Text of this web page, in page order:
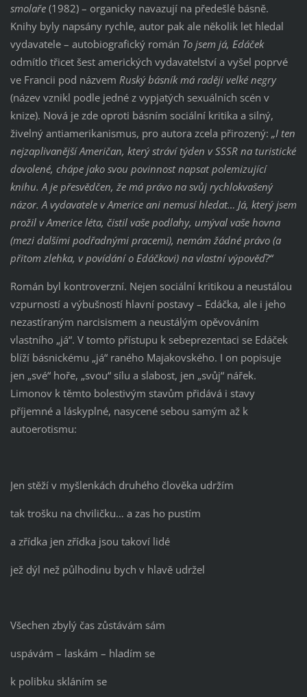
smolaře(1982) – organicky navazují na předešlé básně.
Knihy byly napsány rychle, autor pak ale několik let hledal
vydavatele – autobiografický román To jsem já, Edáček
odmítlo třicet šest amerických vydavatelství a vyšel poprvé
ve Francii pod názvem Ruský básník má raději velké negry
(název vznikl podle jedné z vypjatých sexuálních scén v
knize). Nová je zde oproti básním sociální kritika a silný,
živelný antiamerikanismus, pro autora zcela přirozený: „I ten
nejzaplivanější Američan, který stráví týden v SSSR na turistické
dovolené, chápe jako svou povinnost napsat polemizující
knihu. A je přesvědčen, že má právo na svůj rychlokvašený
názor. A vydavatele v Americe ani nemusí hledat… Já, který jsem
prožil v Americe léta, čistil vaše podlahy, umýval vaše hovna
(mezi dalšími podřadnými pracemi), nemám žádné právo (a
přitom zlehka, v povídání o Edáčkovi) na vlastní výpověď?“
Román byl kontroverzní. Nejen sociální kritikou a neustálou
vzpurností a výbušností hlavní postavy – Edáčka, ale i jeho
nezastíraným narcisismem a neustálým opěvováním
vlastního „já“. V tomto přístupu k sebeprezentaci se Edáček
blíží básnickému „já“ raného Majakovského. I on popisuje
jen „své“ hoře, „svou“ sílu a slabost, jen „svůj“ nářek.
Limonov k těmto bolestivým stavům přidává i stavy
příjemné a láskyplné, nasycené sebou samým až k
autoerotismu:
Jen stěží v myšlenkách druhého člověka udržím
tak trošku na chviličku… a zas ho pustím
a zřídka jen zřídka jsou takoví lidé
jež dýl než půlhodinu bych v hlavě udržel
Všechen zbylý čas zůstávám sám
uspávám – laskám – hladím se
k polibku skláním se